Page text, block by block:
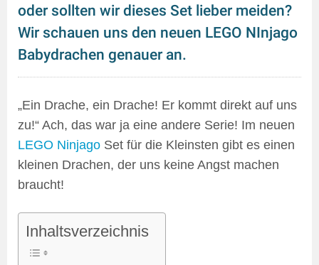
oder sollten wir dieses Set lieber meiden?
Wir schauen uns den neuen LEGO NInjago
Babydrachen genauer an.
„Ein Drache, ein Drache! Er kommt direkt auf uns
zu!“ Ach, das war ja eine andere Serie! Im neuen
LEGO Ninjago Set für die Kleinsten gibt es einen
kleinen Drachen, der uns keine Angst machen
braucht!
Inhaltsverzeichnis